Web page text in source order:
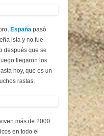
España pasó
isla y no fue
después que se
llegaron los
hoy, que es un
rastas.
más de 2000
en todo el